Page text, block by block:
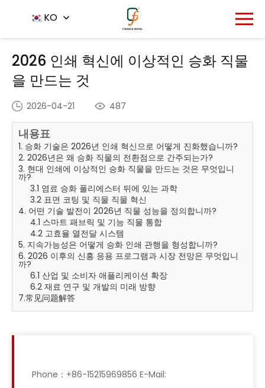
KO
뉴스 센터
2026 인쇄 혁신에 이상적인 승화 직물을 만
2026 인쇄 혁신에 이상적인 승화 직물
을 만드는 것
2026-04-21 487
내용표
1. 승화 기술은 2026년 인쇄 혁신으로 어떻게 진화했습니까?
2. 2026년은 왜 승화 직물의 전환점으로 간주되는가?
3. 현대 인쇄에 이상적인 승화 직물을 만드는 것은 무엇입니
까?
3.1 염료 승화 폴리에스터 뒤에 있는 과학
3.2 표면 코팅 및 직물 직물 혁신
4. 어떤 기술 발전이 2026년 직물 성능을 정의합니까?
4.1 스마트 패브릭 및 기능 직물 통합
4.2 고효율 열전달 시스템
5. 지속가능성은 어떻게 승화 인쇄 관행을 형성합니까?
6. 2026 이후의 신흥 응용 프로그램과 시장 전망은 무엇입니
까?
6.1 산업 및 소비자 애플리케이션 확장
6.2 재료 연구 및 개발의 미래 방향
7.常见问题解答
Phone：+86-15215969856 E-Mail: